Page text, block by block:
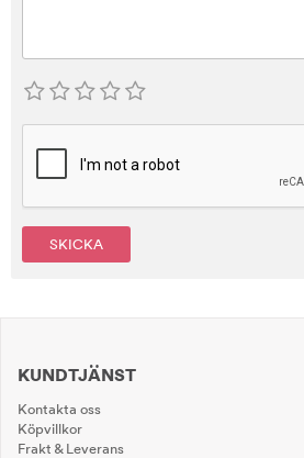
SKICKA
KUNDTJÄNST
Kontakta oss
Köpvillkor
Frakt & Leverans